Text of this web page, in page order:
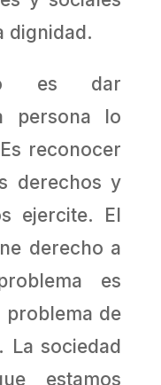
dignidad.
es dar
persona lo
reconocer
derechos y
ejercite. El
derecho a
es
problema de
La sociedad
estamos